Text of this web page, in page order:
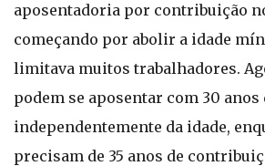
aposentadoria por contribuição
começando por abolir a idade
limitava muitos trabalhadores.
podem se aposentar com 30
independentemente da idade,
precisam de 35 anos de